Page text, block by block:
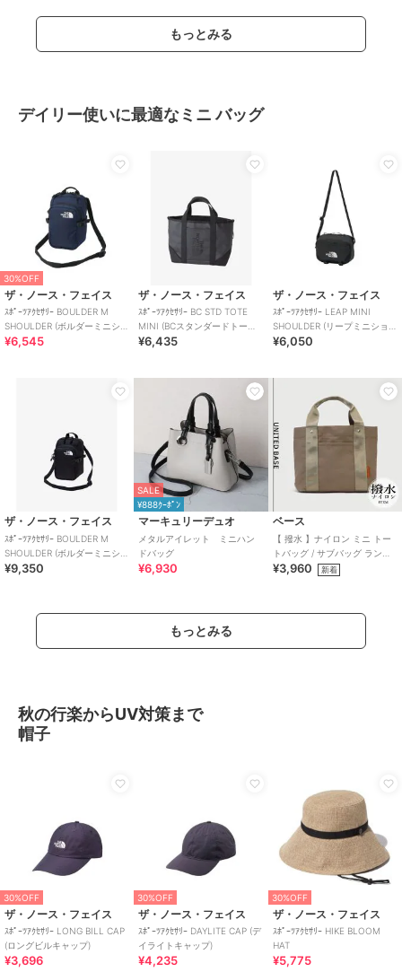
もっとみる
デイリー使いに最適なミニ バッグ
30%OFF
ザ・ノース・フェイス
ｽﾎﾟｰﾂｱｸｾｻﾘｰ BOULDER M
SHOULDER (ボルダーミニショ
ルダー)
¥6,545
ザ・ノース・フェイス
ｽﾎﾟｰﾂｱｸｾｻﾘｰ BC STD TOTE
MINI (BCスタンダードトート
ミニ)
¥6,435
ザ・ノース・フェイス
ｽﾎﾟｰﾂｱｸｾｻﾘｰ LEAP MINI
SHOULDER (リープミニショル
ダー)
¥6,050
ザ・ノース・フェイス
ｽﾎﾟｰﾂｱｸｾｻﾘｰ BOULDER M
SHOULDER (ボルダーミニショ
ルダー)
¥9,350
SALE
¥888ｸｰﾎﾟﾝ
マーキュリーデュオ
メタルアイレット ミニハン
ドバッグ
¥6,930
ベース
【 撥水 】ナイロン ミニ トー
トバッグ / サブバッグ ランチ
バッグ 仕切り付き
¥3,960 新着
もっとみる
秋の行楽からUV対策まで
帽子
30%OFF
ザ・ノース・フェイス
ｽﾎﾟｰﾂｱｸｾｻﾘｰ LONG BILL CAP
(ロングビルキャップ)
¥3,696
30%OFF
ザ・ノース・フェイス
ｽﾎﾟｰﾂｱｸｾｻﾘｰ DAYLITE CAP (デ
イライトキャップ)
¥4,235
30%OFF
ザ・ノース・フェイス
ｽﾎﾟｰﾂｱｸｾｻﾘｰ HIKE BLOOM
HAT
¥5,775